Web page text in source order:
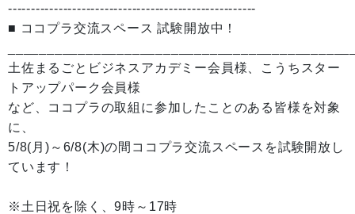
------------------------------------------------------
■ ココプラ交流スペース 試験開放中！
土佐まるごとビジネスアカデミー会員様、こうちスター
トアップパーク会員様
など、ココプラの取組に参加したことのある皆様を対象
に、
5/8(月)～6/8(木)の間ココプラ交流スペースを試験開放し
ています！
※土日祝を除く、9時～17時